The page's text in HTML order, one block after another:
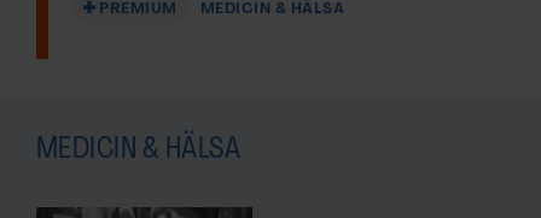
PREMIUM MEDICIN & HÄLSA
MEDICIN & HÄLSA